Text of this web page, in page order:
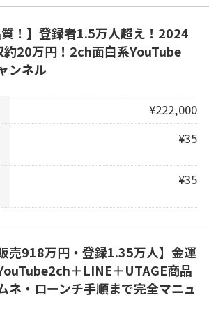
質！】登録者1.5万人超え！2024
約20万円！2ch面白系YouTube
ンネル
¥222,000
¥35
¥35
売918万円・登録1.35万人】金運
＋LINE＋UTAGE商品
ネ・ローンチ手順まで完全マニュ